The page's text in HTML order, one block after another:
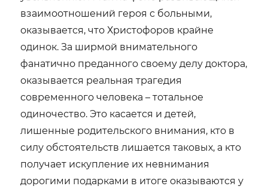
взаимоотношений героя с больными,
оказывается, что Христофоров крайне
одинок. За ширмой внимательного
фанатично преданного своему делу доктора,
оказывается реальная трагедия
современного человека – тотальное
одиночество. Это касается и детей,
лишенные родительского внимания, кто в
силу обстоятельств лишается таковых, а кто
получает искупление их невнимания
дорогими подарками в итоге оказываются у